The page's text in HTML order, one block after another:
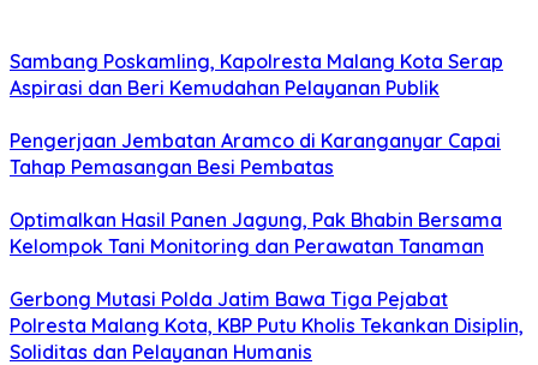
Sambang Poskamling, Kapolresta Malang Kota Serap
Aspirasi dan Beri Kemudahan Pelayanan Publik
Pengerjaan Jembatan Aramco di Karanganyar Capai
Tahap Pemasangan Besi Pembatas
Optimalkan Hasil Panen Jagung, Pak Bhabin Bersama
Kelompok Tani Monitoring dan Perawatan Tanaman
Gerbong Mutasi Polda Jatim Bawa Tiga Pejabat
Polresta Malang Kota, KBP Putu Kholis Tekankan Disiplin,
Soliditas dan Pelayanan Humanis